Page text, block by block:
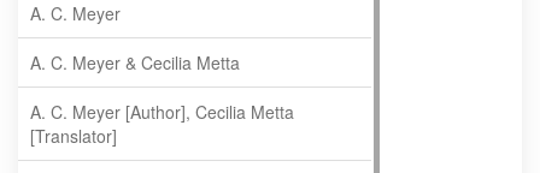
A. C. Meyer
A. C. Meyer & Cecilia Metta
A. C. Meyer [Author], Cecilia Metta
[Translator]